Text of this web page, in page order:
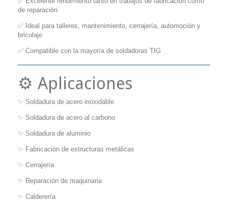
de reparación
✅ Ideal para talleres, mantenimiento, cerrajería, automoción y
bricolaje
✅ Compatible con la mayoría de soldadoras TIG
⚙️ Aplicaciones
✨ Soldadura de acero inoxidable
✨ Soldadura de acero al carbono
✨ Soldadura de aluminio
✨ Fabricación de estructuras metálicas
✨ Cerrajería
✨ Reparación de maquinaria
✨ Calderería